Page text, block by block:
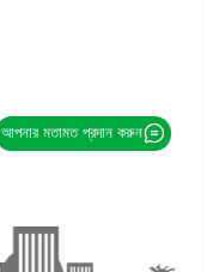
আপনার মতামত প্রদান করুন